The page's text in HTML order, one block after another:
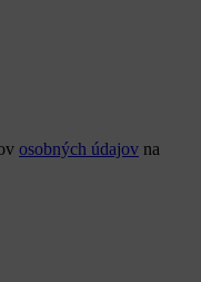
osobných údajov na